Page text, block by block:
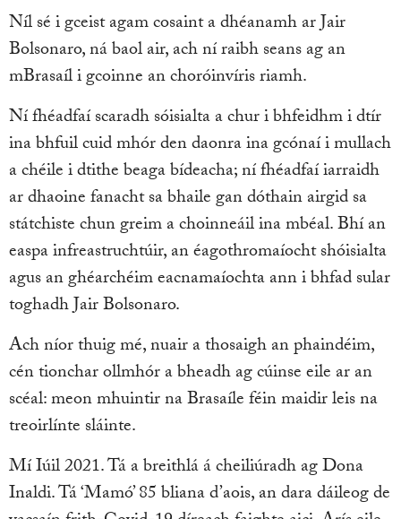
Níl sé i gceist agam cosaint a dhéanamh ar Jair
Bolsonaro, ná baol air, ach ní raibh seans ag an
mBrasaíl i gcoinne an choróinvíris riamh.
Ní fhéadfaí scaradh sóisialta a chur i bhfeidhm i dtír
ina bhfuil cuid mhór den daonra ina gcónaí i mullach
a chéile i dtithe beaga bídeacha; ní fhéadfaí iarraidh
ar dhaoine fanacht sa bhaile gan dóthain airgid sa
státchiste chun greim a choinneáil ina mbéal. Bhí an
easpa infreastruchtúir, an éagothromaíocht shóisialta
agus an ghéarchéim eacnamaíochta ann i bhfad sular
toghadh Jair Bolsonaro.
Ach níor thuig mé, nuair a thosaigh an phaindéim,
cén tionchar ollmhór a bheadh ag cúinse eile ar an
scéal: meon mhuintir na Brasaíle féin maidir leis na
treoirlínte sláinte.
Mí Iúil 2021. Tá a breithlá á cheiliúradh ag Dona
Inaldi. Tá ‘Mamó’ 85 bliana d’aois, an dara dáileog de